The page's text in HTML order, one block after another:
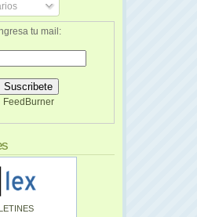
tu mail:
FeedBurner